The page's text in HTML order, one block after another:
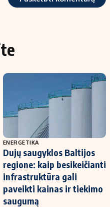
ENERGETIKA
Dujų saugyklos Baltijos
regione: kaip besikeičianti
infrastruktūra gali
paveikti kainas ir tiekimo
saugumą